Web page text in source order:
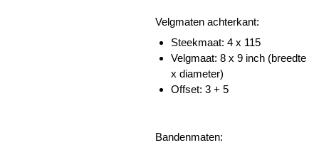
Velgmaten achterkant:
Steekmaat: 4 x 115
Velgmaat: 8 x 9 inch (breedte
x diameter)
Offset: 3 + 5
Bandenmaten: